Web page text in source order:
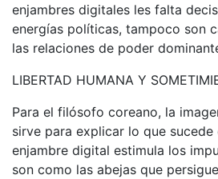
enjambres digitales les falta
energías políticas, tampoco son
las relaciones de poder
LIBERTAD HUMANA Y
Para el filósofo coreano, la
sirve para explicar lo que sucede
enjambre digital estimula los
son como las abejas que